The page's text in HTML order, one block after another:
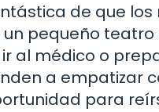
de que
pequeño
al médico o
a empatizar
para